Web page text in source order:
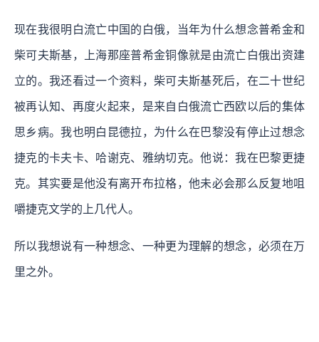
现在我很明白流亡中国的白俄，当年为什么想念普希金和
柴可夫斯基，上海那座普希金铜像就是由流亡白俄出资建
立的。我还看过一个资料，柴可夫斯基死后，在二十世纪
被再认知、再度火起来，是来自白俄流亡西欧以后的集体
思乡病。我也明白昆德拉，为什么在巴黎没有停止过想念
捷克的卡夫卡、哈谢克、雅纳切克。他说：我在巴黎更捷
克。其实要是他没有离开布拉格，他未必会那么反复地咀
嚼捷克文学的上几代人。
所以我想说有一种想念、一种更为理解的想念，必须在万
里之外。